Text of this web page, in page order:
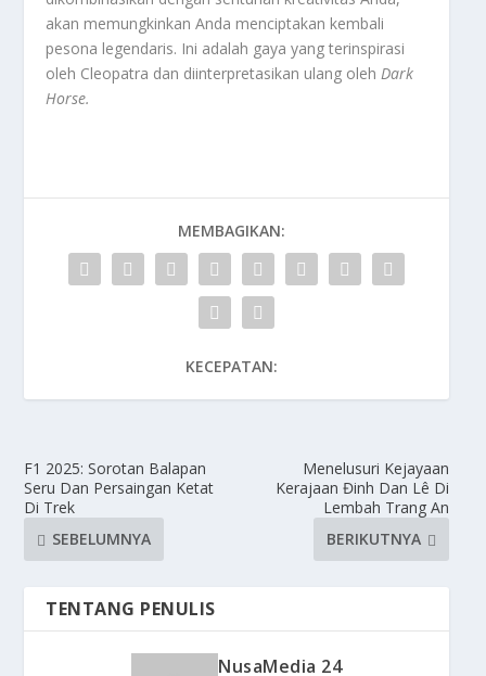
akan memungkinkan Anda menciptakan kembali
pesona legendaris. Ini adalah gaya yang terinspirasi
oleh Cleopatra dan diinterpretasikan ulang olehDark
Horse.
MEMBAGIKAN:
KECEPATAN:
F1 2025: Sorotan Balapan
Seru Dan Persaingan Ketat
Di Trek
SEBELUMNYA
Menelusuri Kejayaan
Kerajaan Đinh Dan Lê Di
Lembah Trang An
BERIKUTNYA
TENTANG PENULIS
NusaMedia 24